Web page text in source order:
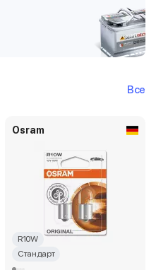
Все
Osram
R10W
Стандарт